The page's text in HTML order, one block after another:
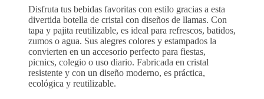
Disfruta tus bebidas favoritas con estilo gracias a esta
divertida botella de cristal con diseños de llamas. Con
tapa y pajita reutilizable, es ideal para refrescos, batidos,
zumos o agua. Sus alegres colores y estampados la
convierten en un accesorio perfecto para fiestas,
picnics, colegio o uso diario. Fabricada en cristal
resistente y con un diseño moderno, es práctica,
ecológica y reutilizable.